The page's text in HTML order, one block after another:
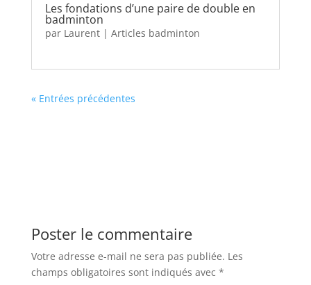
Les fondations d’une paire de double en
badminton
par Laurent| Articles badminton
« Entrées précédentes
Poster le commentaire
Votre adresse e-mail ne sera pas publiée. Les
champs obligatoires sont indiqués avec *